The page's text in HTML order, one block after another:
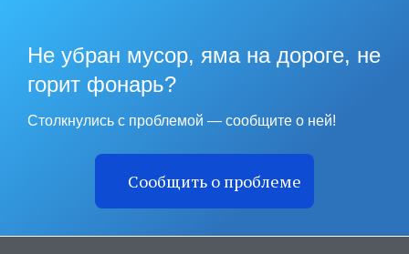
Не убран мусор, яма на дороге, не
горит фонарь?
Столкнулись с проблемой — сообщите о ней!
Сообщить о проблеме